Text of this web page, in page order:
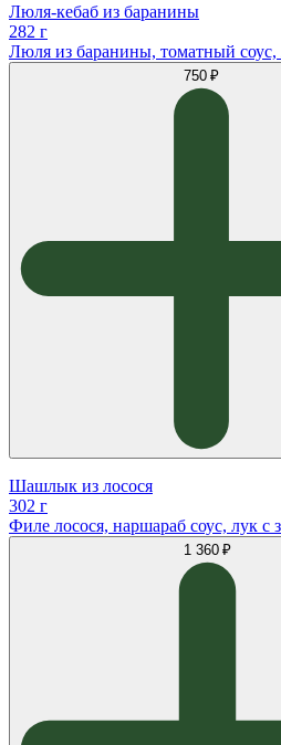
Люля-кебаб из баранины
282 г
Люля из баранины, томатный соус,
750 ₽
Шашлык из лосося
302 г
Филе лосося, наршараб соус, лук с
1 360 ₽